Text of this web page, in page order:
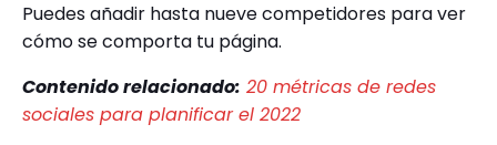
Puedes añadir hasta nueve competidores para ver
cómo se comporta tu página.
Contenido relacionado: 20 métricas de redes
sociales para planificar el 2022